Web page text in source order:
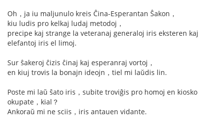
Oh，ja iu maljunulo kreis Ĉina-Esperantan Ŝakon，
kiu ludis pro kelkaj ludaj metodoj，
precipe kaj strange la veteranaj generaloj iris eksteren kaj
elefantoj iris el limoj.
Sur ŝakeroj ĉizis ĉinaj kaj esperanraj vortoj，
en kiuj trovis la bonajn ideojn，tiel mi laŭdis lin.
Poste mi laŭ ŝato iris，subite troviĝis pro homoj en kiosko
okupate，kial？
Ankoraŭ mi ne sciis，iris antauen vidante.